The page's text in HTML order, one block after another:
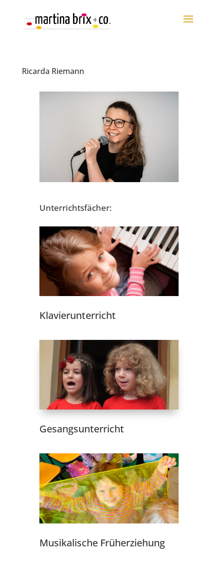
Ricarda Riemann
Unterrichtsfächer:
Klavierunterricht
Gesangsunterricht
Musikalische Früherziehung